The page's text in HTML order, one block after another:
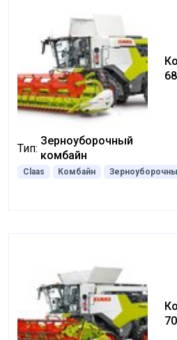
Тип:
Зерноуборочный
комбайн
Claas Комбайн